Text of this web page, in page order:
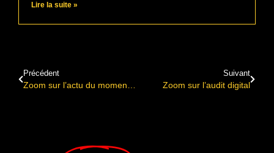
Lire la suite »
Précédent Suivant
Zoom sur l’audit digital